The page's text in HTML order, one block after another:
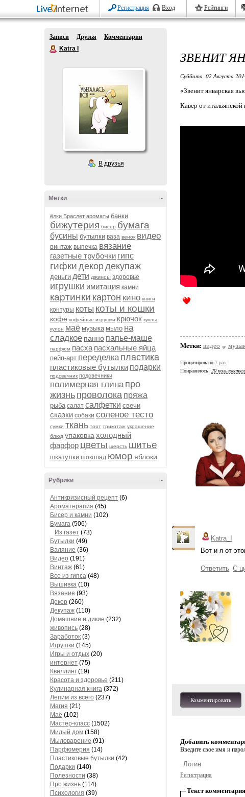
Регистрация Вход Рейтинги
Записи Друзья
Комментарии
Katra I
В друзья
-
Метки
ёлки Браслет ароматы банки
бижутерия бисер бумага
бусины бутылки ваза венок видео
винтаж выпечка вязание
газетные трубочки гипс
гифки декордекупаж
деньги дети джинсы здоровье
игрушки имитация камни
картинки картон кино книги
контуры коты коты и кошки
кофе кофейные игрушки крючок куклы
кулон маё музыка мыло на
сладкое панно папье-маше
парфюм пасха пасхальные яйца
пейп-арт переделка пластика
пластиковые бутылки подарки
подсвечник подсвечники
полимерная глина про
жизнь проволока пряжа
рыба салат салфетки свечи
сказки собаки соленое тесто
сумки ткань торт трикотаж украшение
блюд упаковка холодный
фарфор цветы шерсть шитье
шкатулки шоколад юмор яблоки
-
Рубрики
Антикризисный рецепт (6)
Ароматерапия (45)
Бисер и камни (102)
Бумага (506)
Из газет (73)
Бутылки (49)
Валяние (36)
Видео (191)
Винтаж (61)
Все из гипса (48)
Вышивка (10)
Вязание (93)
Декор (260)
Декупаж (110)
Домашние и дикие (232)
живопись (28)
Заработок (3)
Игрушки (145)
Игры и отдых (20)
интернет (75)
Квиллинг (19)
Красота и здоровье (211)
Кулинарная книга (372)
Лепим из всего (237)
Магия (21)
Маё (102)
Мастер-класс (1502)
Милый дом (158)
Мыловарение (91)
Парфюмерия (14)
Пластиковые бутылки (42)
Подарки (140)
Полезности (38)
Про жизнь (114)
Психология (39)
ЗВЕНИТ
Суббота, 02 Августа
«Звенит январская
Кавер от
Метки: видео
Процитировано 7 раз
Понравилось: 20
Katra_I
Вот и я от
Ответить С
Комментировать
Добавить
Введите свое имя и
Регистрация
Текст